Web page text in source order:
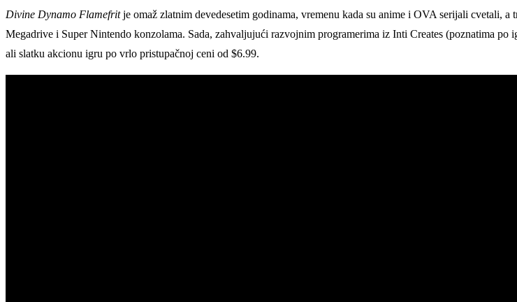
Divine Dynamo Flamefritje omaž zlatnim devedesetim godinama, vremenu kada su anime i OVA serijali cvetali,
Megadrive i Super Nintendo konzolama. Sada, zahvaljujući razvojnim programerima iz Inti Creates (poznatima po
ali slatku akcionu igru po vrlo pristupačnoj ceni od $6.99.